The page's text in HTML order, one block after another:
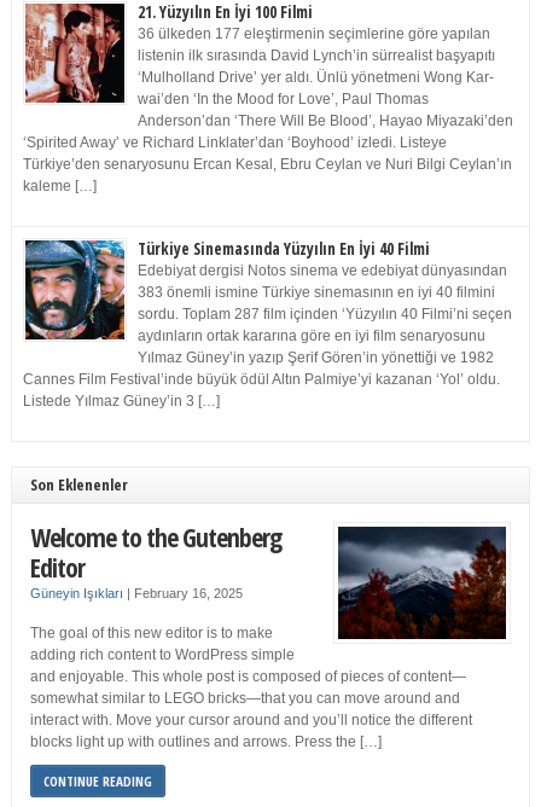
21. Yüzyılın En İyi 100 Filmi
36 ülkeden 177 eleştirmenin seçimlerine göre yapılan
listenin ilk sırasında David Lynch’in sürrealist başyapıtı
‘Mulholland Drive’ yer aldı. Ünlü yönetmeni Wong Kar-
wai’den ‘In the Mood for Love’, Paul Thomas
Anderson’dan ‘There Will Be Blood’, Hayao Miyazaki’den
‘Spirited Away’ ve Richard Linklater’dan ‘Boyhood’ izledi. Listeye
Türkiye’den senaryosunu Ercan Kesal, Ebru Ceylan ve Nuri Bilgi Ceylan’ın
kaleme […]
Türkiye Sinemasında Yüzyılın En İyi 40 Filmi
Edebiyat dergisi Notos sinema ve edebiyat dünyasından
383 önemli ismine Türkiye sinemasının en iyi 40 filmini
sordu. Toplam 287 film içinden ‘Yüzyılın 40 Filmi’ni seçen
aydınların ortak kararına göre en iyi film senaryosunu
Yılmaz Güney’in yazıp Şerif Gören’in yönettiği ve 1982
Cannes Film Festival’inde büyük ödül Altın Palmiye’yi kazanan ‘Yol’ oldu.
Listede Yılmaz Güney’in 3 […]
Son Eklenenler
Welcome to the Gutenberg
Editor
Güneyin Işıkları | February 16, 2025
The goal of this new editor is to make
adding rich content to WordPress simple
and enjoyable. This whole post is composed of pieces of content—
somewhat similar to LEGO bricks—that you can move around and
interact with. Move your cursor around and you’ll notice the different
blocks light up with outlines and arrows. Press the […]
CONTINUE READING